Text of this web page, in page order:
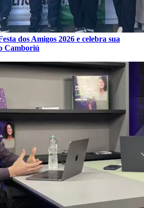
dos Amigos 2026 e celebra sua
Camboriú